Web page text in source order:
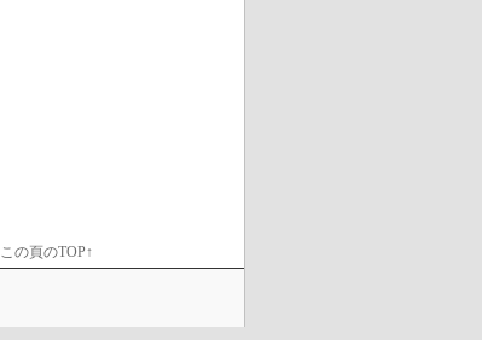
この頁のTOP↑